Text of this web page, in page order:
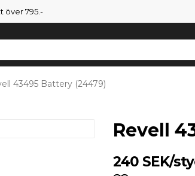
över 795.-
43495 Battery (24479)
Revell
240 SEK/